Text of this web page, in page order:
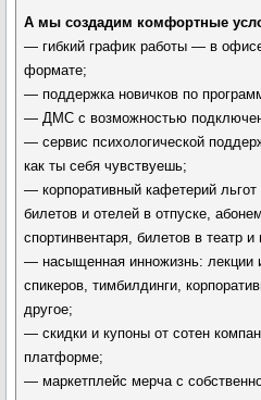
А мы создадим комфортные
— гибкий график работы — в
формате;
— поддержка новичков по
— ДМС с возможностью
— сервис психологической
как ты себя чувствуешь;
— корпоративный кафетерий
билетов и отелей в отпуске,
спортинвентаря, билетов в театр и
— насыщенная инножизнь: лекции
спикеров, тимбилдинги,
другое;
— скидки и купоны от сотен
платформе;
— маркетплейс мерча с